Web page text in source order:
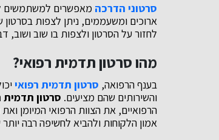
סרטוני הדרכה מאפשרים למשתמשים
ארוכים ומשעממים, ניתן לצפות בסרטון
לחזור על הסרטון ולצפות בו שוב
מהו סרטון תדמית רפואי?
בענף הרפואה, סרטון תדמית רפואי
והשירותים שהם מציעים. סרטון תדמית
הרפואיים, את הצוות הרפואי המיומן
אמון הלקוחות ולהביא לחשיפה רבה